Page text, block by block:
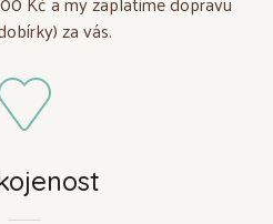
za vás.